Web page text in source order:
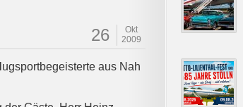
26
Okt
2009
aus Nah